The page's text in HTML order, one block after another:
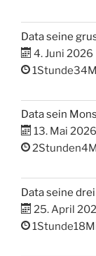
Data seine
4. Juni 2026
Data sein
13. Mai 2026
Data seine
25. April